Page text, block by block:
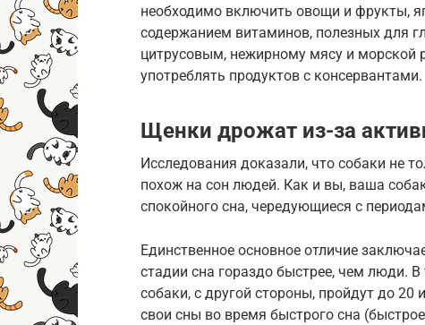
необходимо включить овощи и фрукты,
содержанием витаминов, полезных для
цитрусовым, нежирному мясу и морской
употреблять продуктов с консервантами.
Щенки дрожат из-за
Исследования доказали, что собаки не
похож на сон людей. Как и вы, ваша
спокойного сна, чередующиеся с
Единственное основное отличие
стадии сна гораздо быстрее, чем люди.
собаки, с другой стороны, пройдут до
свои сны во время быстрого сна